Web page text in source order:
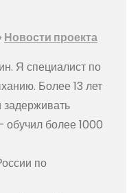
Новости проекта
Я специалист по
Более 13 лет
более 1000
по